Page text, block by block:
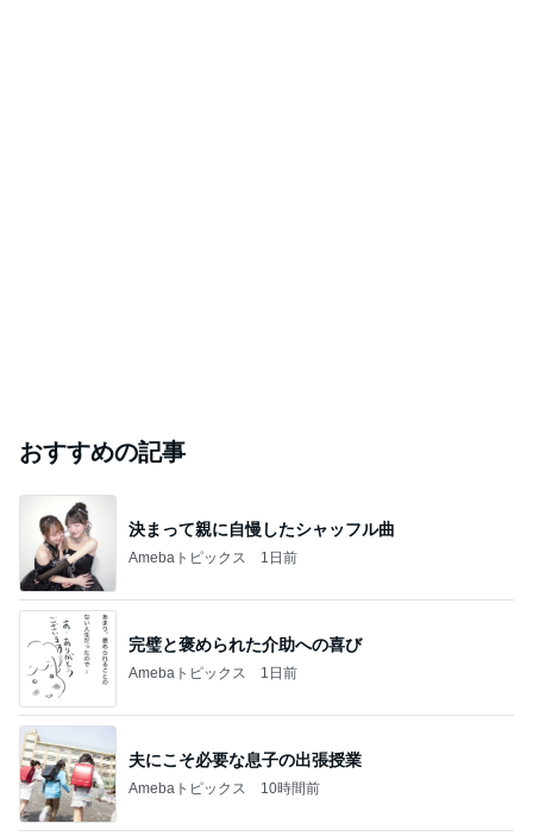
おすすめの記事
決まって親に自慢したシャッフル曲
Amebaトピックス 1日前
完璧と褒められた介助への喜び
Amebaトピックス 1日前
夫にこそ必要な息子の出張授業
Amebaトピックス 10時間前